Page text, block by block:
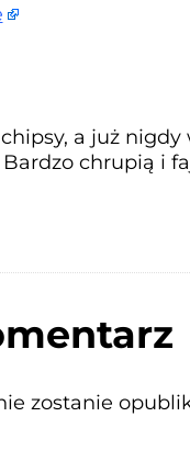
a już nigdy
chrupią i
zostanie